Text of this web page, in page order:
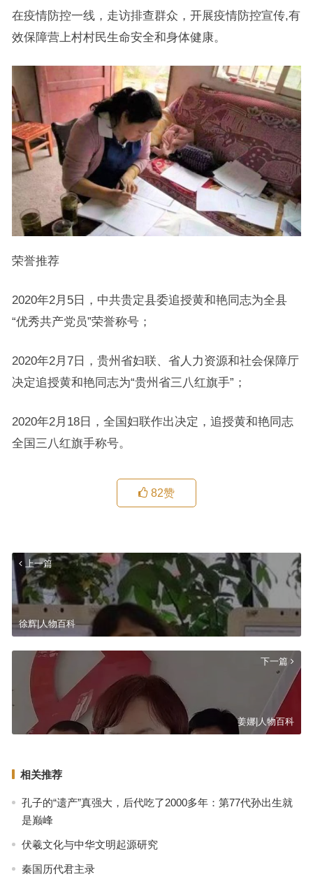
在疫情防控一线，走访排查群众，开展疫情防控宣传,有
效保障营上村村民生命安全和身体健康。
荣誉推荐
2020年2月5日，中共贵定县委追授黄和艳同志为全县
“优秀共产党员”荣誉称号；
2020年2月7日，贵州省妇联、省人力资源和社会保障厅
决定追授黄和艳同志为“贵州省三八红旗手”；
2020年2月18日，全国妇联作出决定，追授黄和艳同志
全国三八红旗手称号。
82赞
上一篇
徐辉|人物百科
下一篇
姜娜|人物百科
相关推荐
孔子的“遗产”真强大，后代吃了2000多年：第77代孙出生就
是巅峰
伏羲文化与中华文明起源研究
秦国历代君主录